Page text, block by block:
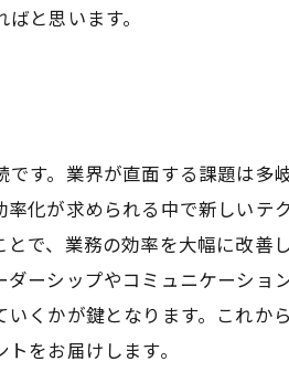
と思います。
す。業界が直面する課題は
化が求められる中で新しいテ
で、業務の効率を大幅に改
ーシップやコミュニケーシ
くかが鍵となります。これ
をお届けします。